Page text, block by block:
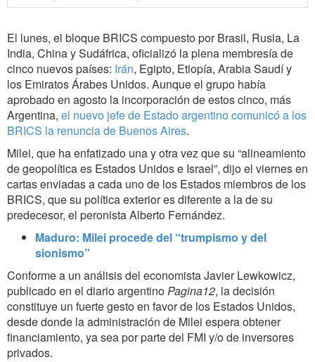
El lunes, el bloque BRICS compuesto por Brasil, Rusia, La
India, China y Sudáfrica, oficializó la plena membresía de
cinco nuevos países: Irán, Egipto, Etiopía, Arabia Saudí y
los Emiratos Árabes Unidos. Aunque el grupo había
aprobado en agosto la incorporación de estos cinco, más
Argentina, el nuevo jefe de Estado argentino comunicó a los
BRICS la renuncia de Buenos Aires.
Milei, que ha enfatizado una y otra vez que su “alineamiento
de geopolítica es Estados Unidos e Israel”, dijo el viernes en
cartas enviadas a cada uno de los Estados miembros de los
BRICS, que su política exterior es diferente a la de su
predecesor, el peronista Alberto Fernández.
Maduro: Milei procede del “trumpismo y del
sionismo”
Conforme a un análisis del economista Javier Lewkowicz,
publicado en el diario argentinoPagina12, la decisión
constituye un fuerte gesto en favor de los Estados Unidos,
desde donde la administración de Milei espera obtener
financiamiento, ya sea por parte del FMI y/o de inversores
privados.